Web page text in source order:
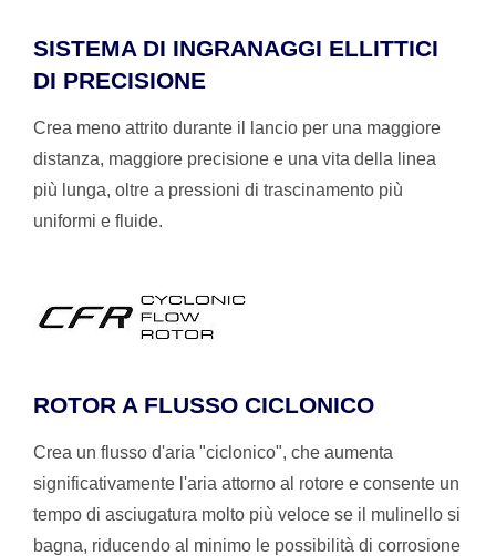
SISTEMA DI INGRANAGGI ELLITTICI
DI PRECISIONE
Crea meno attrito durante il lancio per una maggiore
distanza, maggiore precisione e una vita della linea
più lunga, oltre a pressioni di trascinamento più
uniformi e fluide.
ROTOR A FLUSSO CICLONICO
Crea un flusso d'aria "ciclonico", che aumenta
significativamente l'aria attorno al rotore e consente un
tempo di asciugatura molto più veloce se il mulinello si
bagna, riducendo al minimo le possibilità di corrosione